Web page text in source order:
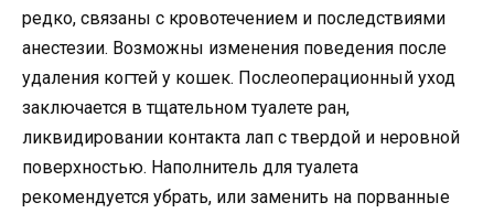
редко, связаны с кровотечением и последствиями
анестезии. Возможны изменения поведения после
удаления когтей у кошек. Послеоперационный уход
заключается в тщательном туалете ран,
ликвидировании контакта лап с твердой и неровной
поверхностью. Наполнитель для туалета
рекомендуется убрать, или заменить на порванные